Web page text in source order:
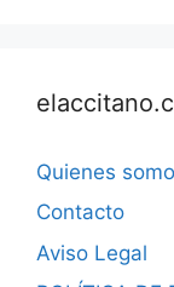
Quienes
Contacto
Aviso Legal